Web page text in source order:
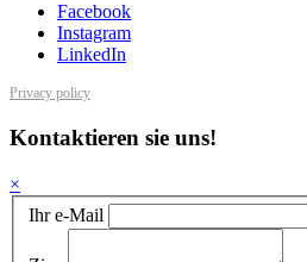
Facebook
Instagram
LinkedIn
Privacy policy
Kontaktieren sie uns!
×
Ihr e-Mail